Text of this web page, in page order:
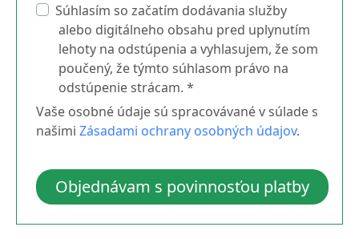
Súhlasím so začatím dodávania služby
alebo digitálneho obsahu pred uplynutím
lehoty na odstúpenia a vyhlasujem, že som
poučený, že týmto súhlasom právo na
odstúpenie strácam. *
Vaše osobné údaje sú spracovávané v súlade s
našimi Zásadami ochrany osobných údajov.
Objednávam s povinnosťou platby